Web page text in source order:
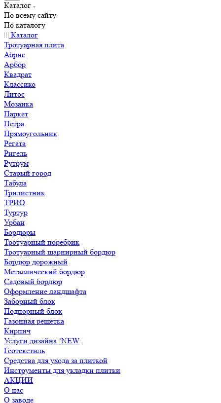
Каталог
По всему сайту
По каталогу
Каталог
Тротуарная плита
Абрис
Арбор
Квадрат
Классико
Литос
Мозаика
Паркет
Петра
Прямоугольник
Регата
Ригель
Рутрум
Старый город
Табула
Трилистник
ТРИО
Туртур
Урбан
Бордюры
Тротуарный поребрик
Тротуарный шарнирный бордюр
Бордюр дорожный
Металлический бордюр
Садовый бордюр
Оформление ландшафта
Заборный блок
Подпорный блок
Газонная решетка
Кирпич
Услуги дизайна !NEW
Геотекстиль
Средства для ухода за плиткой
Инструменты для укладки плитки
АКЦИИ
О нас
О заводе